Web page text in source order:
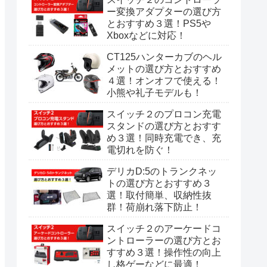
ー変換アダプターの選び方
とおすすめ３選！PS5や
Xboxなどに対応！
CT125ハンターカブのヘル
メットの選び方とおすすめ
４選！オンオフで使える！
小熊や礼子モデルも！
スイッチ２のプロコン充電
スタンドの選び方とおすす
め３選！同時充電でき、充
電切れを防ぐ！
デリカD:5のトランクネッ
トの選び方とおすすめ３
選！取付簡単、収納性抜
群！荷崩れ落下防止！
スイッチ２のアーケードコ
ントローラーの選び方とお
すすめ３選！操作性の向上
し格ゲーなどに最適！